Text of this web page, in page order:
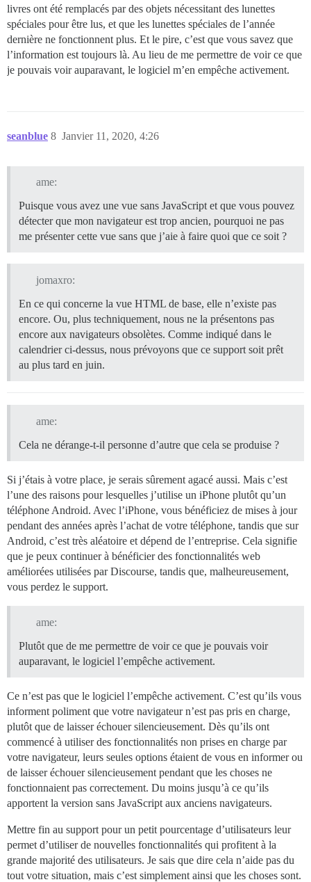
livres ont été remplacés par des objets nécessitant des lunettes
spéciales pour être lus, et que les lunettes spéciales de l’année
dernière ne fonctionnent plus. Et le pire, c’est que vous savez que
l’information est toujours là. Au lieu de me permettre de voir ce que
je pouvais voir auparavant, le logiciel m’en empêche activement.
seanblue Janvier 11, 2020, 4:26
8
ame:
Puisque vous avez une vue sans JavaScript et que vous pouvez
détecter que mon navigateur est trop ancien, pourquoi ne pas
me présenter cette vue sans que j’aie à faire quoi que ce soit ?
jomaxro:
En ce qui concerne la vue HTML de base, elle n’existe pas
encore. Ou, plus techniquement, nous ne la présentons pas
encore aux navigateurs obsolètes. Comme indiqué dans le
calendrier ci-dessus, nous prévoyons que ce support soit prêt
au plus tard en juin.
ame:
Cela ne dérange-t-il personne d’autre que cela se produise ?
Si j’étais à votre place, je serais sûrement agacé aussi. Mais c’est
l’une des raisons pour lesquelles j’utilise un iPhone plutôt qu’un
téléphone Android. Avec l’iPhone, vous bénéficiez de mises à jour
pendant des années après l’achat de votre téléphone, tandis que sur
Android, c’est très aléatoire et dépend de l’entreprise. Cela signifie
que je peux continuer à bénéficier des fonctionnalités web
améliorées utilisées par Discourse, tandis que, malheureusement,
vous perdez le support.
ame:
Plutôt que de me permettre de voir ce que je pouvais voir
auparavant, le logiciel l’empêche activement.
Ce n’est pas que le logiciel l’empêche activement. C’est qu’ils vous
informent poliment que votre navigateur n’est pas pris en charge,
plutôt que de laisser échouer silencieusement. Dès qu’ils ont
commencé à utiliser des fonctionnalités non prises en charge par
votre navigateur, leurs seules options étaient de vous en informer ou
de laisser échouer silencieusement pendant que les choses ne
fonctionnaient pas correctement. Du moins jusqu’à ce qu’ils
apportent la version sans JavaScript aux anciens navigateurs.
Mettre fin au support pour un petit pourcentage d’utilisateurs leur
permet d’utiliser de nouvelles fonctionnalités qui profitent à la
grande majorité des utilisateurs. Je sais que dire cela n’aide pas du
tout votre situation, mais c’est simplement ainsi que les choses sont.